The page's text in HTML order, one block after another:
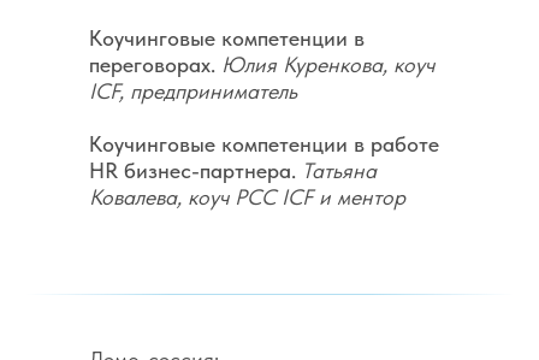
Коучинговые компетенции в
переговорах. Юлия Куренкова, коуч
ICF, предприниматель
Коучинговые компетенции в работе
HR бизнес-партнера. Татьяна
Ковалева, коуч PCC ICF и ментор